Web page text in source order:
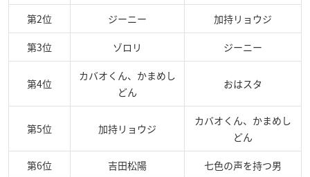
第2位 ジーニー 加持リョウジ
第3位 ゾロリ ジーニー
第4位
カバオくん、かまめし
どん
おはスタ
第5位 加持リョウジ
カバオくん、かまめし
どん
第6位 吉田松陽 七色の声を持つ男